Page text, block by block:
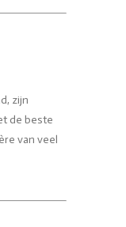
zijn
de beste
van veel